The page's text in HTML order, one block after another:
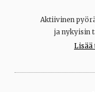
Aktiivinen
ja nykyisin
Lisää